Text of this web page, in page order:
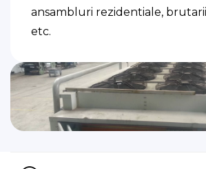
ansambluri rezidentiale,
etc.